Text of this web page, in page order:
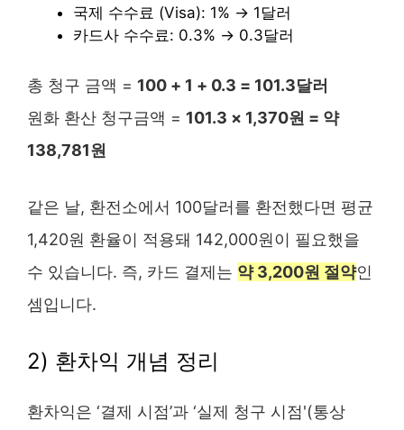
국제 수수료 (Visa): 1% → 1달러
카드사 수수료: 0.3% → 0.3달러
총 청구 금액 = 100 + 1 + 0.3 = 101.3달러
원화 환산 청구금액 = 101.3 × 1,370원 = 약
138,781원
같은 날, 환전소에서 100달러를 환전했다면 평균
1,420원 환율이 적용돼 142,000원이 필요했을
수 있습니다. 즉, 카드 결제는 약 3,200원 절약인
셈입니다.
2) 환차익 개념 정리
환차익은 ‘결제 시점’과 ‘실제 청구 시점'(통상